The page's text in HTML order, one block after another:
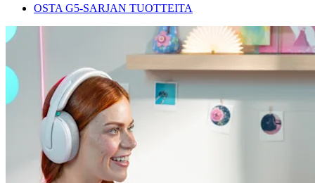
OSTA G5-SARJAN TUOTTEITA